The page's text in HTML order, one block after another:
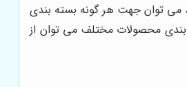
می توان جهت هر گونه بسته بندی
بندی محصولات مختلف می توان از